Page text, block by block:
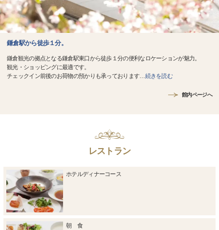
鎌倉駅から徒歩１分。
鎌倉観光の拠点となる鎌倉駅東口から徒歩１分の便利なロケーションが魅力。
観光・ショッピングに最適です。
チェックイン前後のお荷物の預かりも承っております…続きを読む
館内ページへ
レストラン
ホテルディナーコース
朝 食